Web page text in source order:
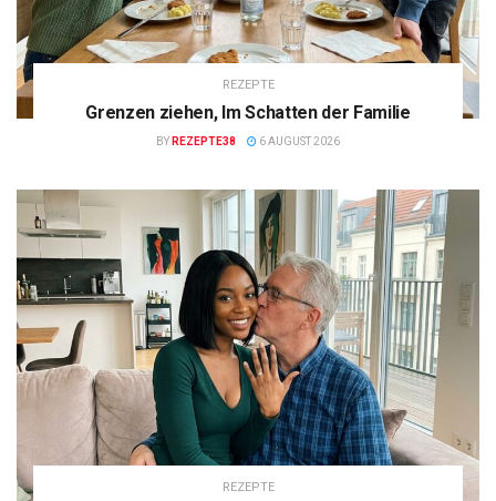
REZEPTE
Grenzen ziehen, Im Schatten der Familie
BY REZEPTE38 6 AUGUST 2026
REZEPTE